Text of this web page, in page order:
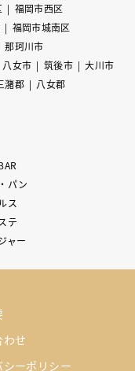
福岡市西区
福岡市城南区
那珂川市
八女市 筑後市
大川市
潴郡 八女郡
パン
ス
テ
ャー
わせ
シーポリシー